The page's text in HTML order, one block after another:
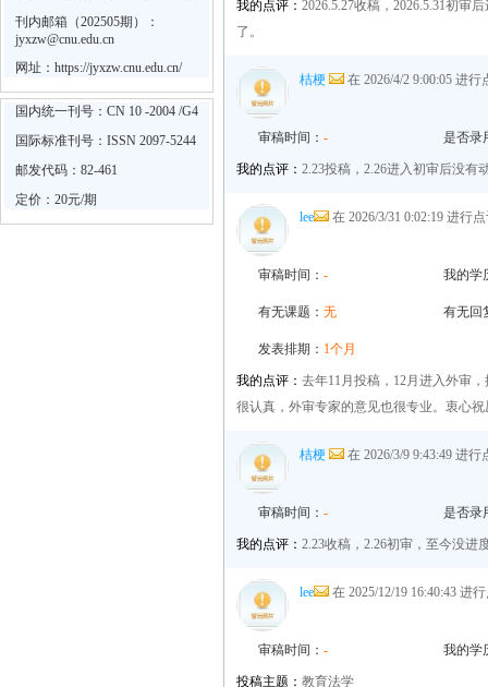
刊内邮箱（202505期）：
jyxzw@cnu.edu.cn
网址： https://jyxzw.cnu.edu.cn/
国内统一刊号：CN 10 -2004 /G4
国际标准刊号：ISSN 2097-5244
邮发代码：82-461
定价：20元/期
我的点评： 2026.5.27收稿，2026.5.31初审
了。
桔梗 在 2026/4/2 9:00:05 进
审稿时间： - 是否录
我的点评： 2.23投稿，2.26进入初审后没有
lee 在 2026/3/31 0:02:19 进行
审稿时间： - 我的学
有无课题： 无 有无回
发表排期： 1个月
我的点评： 去年11月投稿，12月进入外审
很认真，外审专家的意见也很专业。衷心
桔梗 在 2026/3/9 9:43:49 进
审稿时间： - 是否录
我的点评： 2.23收稿，2.26初审，至今没
lee 在 2025/12/19 16:40:43 进
审稿时间： - 我的学
投稿主题： 教育法学